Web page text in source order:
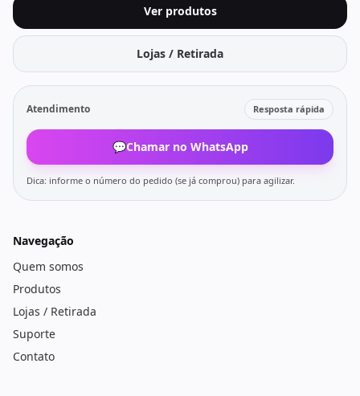
Ver produtos
Lojas / Retirada
Atendimento Resposta rápida
💬Chamar no WhatsApp
Dica: informe o número do pedido (se já comprou) para agilizar.
Navegação
Quem somos
Produtos
Lojas / Retirada
Suporte
Contato